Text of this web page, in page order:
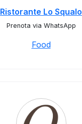
Ristorante Lo Squalo
Prenota via WhatsApp
Food